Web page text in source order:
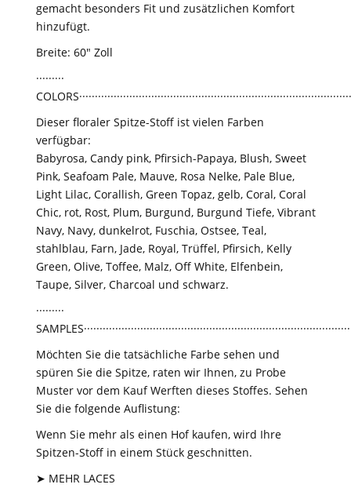
gemacht besonders Fit und zusätzlichen Komfort
hinzufügt.
Breite: 60" Zoll
·········
Dieser floraler Spitze-Stoff ist vielen Farben
verfügbar:
Babyrosa, Candy pink, Pfirsich-Papaya, Blush, Sweet
Pink, Seafoam Pale, Mauve, Rosa Nelke, Pale Blue,
Light Lilac, Corallish, Green Topaz, gelb, Coral, Coral
Chic, rot, Rost, Plum, Burgund, Burgund Tiefe, Vibrant
Navy, Navy, dunkelrot, Fuschia, Ostsee, Teal,
stahlblau, Farn, Jade, Royal, Trüffel, Pfirsich, Kelly
Green, Olive, Toffee, Malz, Off White, Elfenbein,
Taupe, Silver, Charcoal und schwarz.
·········
Möchten Sie die tatsächliche Farbe sehen und
spüren Sie die Spitze, raten wir Ihnen, zu Probe
Muster vor dem Kauf Werften dieses Stoffes. Sehen
Sie die folgende Auflistung:
Wenn Sie mehr als einen Hof kaufen, wird Ihre
Spitzen-Stoff in einem Stück geschnitten.
➤ MEHR LACES